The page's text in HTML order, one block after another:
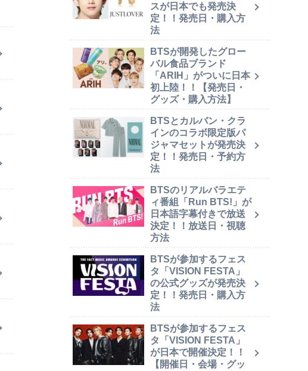
スが日本でも発売決
定！！発売日・購入方
法
BTSが開発したグロー
バル食品ブランド
「ARIH」がついに日本
初上陸！！【発売日・
グッズ・購入方法】
BTSとカルバン・クラ
インのコラボ限定版パ
ジャマセットが発売決
定！！発売日・予約方
法
BTSのリアルバラエテ
ィ番組「Run BTS!」が
日本語字幕付きで放送
決定！！放送日・視聴
方法
BTSが参加するフェス
タ「VISION FESTA」
の公式グッズが発売決
定！！発売日・購入方
法
BTSが参加するフェス
タ「VISION FESTA」
が日本で開催決定！！
【開催日・会場・グッ